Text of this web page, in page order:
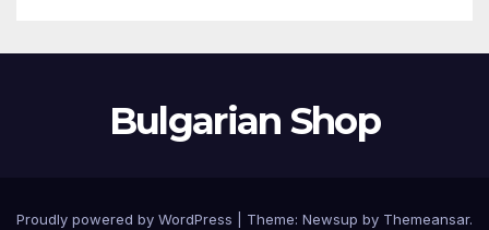
Bulgarian Shop
Proudly powered by WordPress Theme: Newsup by Themeansar.